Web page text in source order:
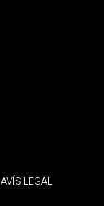
AVÍS LEGAL